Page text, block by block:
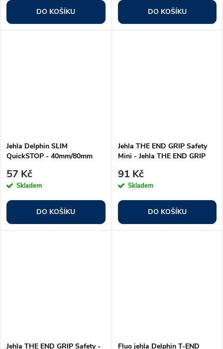
DO KOŠÍKU DO KOŠÍKU
Jehla Delphin SLIM
QuickSTOP - 40mm/80mm
57 Kč
Skladem
DO KOŠÍKU
Jehla THE END GRIP Safety
Mini - Jehla THE END GRIP
91 Kč
Skladem
DO KOŠÍKU
Jehla THE END GRIP Safety - Fluo jehla Delphin T-END